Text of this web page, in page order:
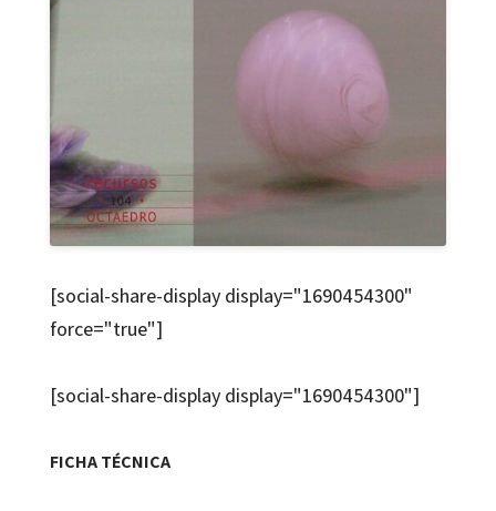
[social-share-display display="1690454300"
force="true"]
[social-share-display display="1690454300"]
FICHA TÉCNICA